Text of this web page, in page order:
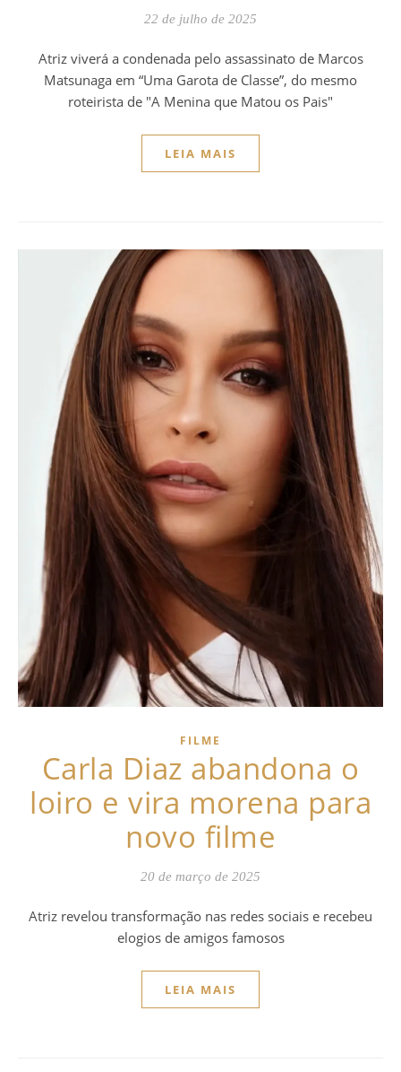
22 de julho de 2025
Atriz viverá a condenada pelo assassinato de Marcos
Matsunaga em “Uma Garota de Classe”, do mesmo
roteirista de "A Menina que Matou os Pais"
LEIA MAIS
FILME
Carla Diaz abandona o
loiro e vira morena para
novo filme
20 de março de 2025
Atriz revelou transformação nas redes sociais e recebeu
elogios de amigos famosos
LEIA MAIS